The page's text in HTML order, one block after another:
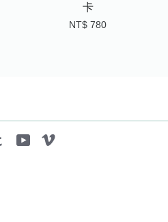
卡
NT$ 780
Tumblr YouTube